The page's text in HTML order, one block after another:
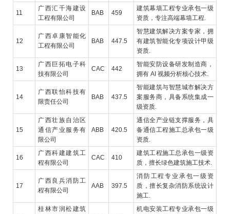
11
广西汇千海建设
工程有限公司
BAB 459
建筑幕墙工程专业承包一级
资质，专注高端幕墙工程.
12
广西卓康智能化
工程有限公司
BAB 447.5
智慧建筑解决方案专家，拥
有建筑智能化专项设计甲级
资质.
13
广西巨拓电子科
技有限公司
CAC 442
智能安防设备研发制造商，
拥有 AI 视频分析核心技术.
14
广西联怡科技有
限责任公司
BAB 437.5
智能建筑与智慧城市解决方
案服务商，具备系统集成一
级资质.
15
广西壮族自治区
通信产业服务有
限公司
ABB 420.5
通信全产业链支撑服务，具
备通信工程施工总承包一级
资质.
16
广西科建建筑工
程有限公司
CAC 410
建筑工程施工总承包一级资
质，擅长绿色建筑施工技术.
17
广西良兵消防工
程有限公司
AAB 397.5
消防工程专业承包一级资
质，擅长复杂消防系统设计
施工.
桂林市润松建筑
机电安装工程专业承包一级